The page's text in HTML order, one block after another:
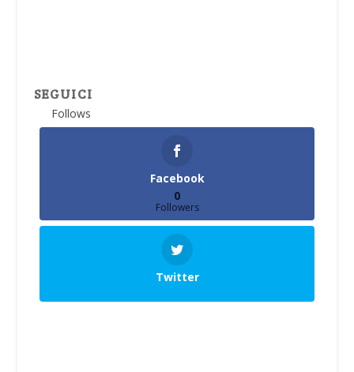
SEGUICI
Follows
Facebook
0
Followers
Twitter